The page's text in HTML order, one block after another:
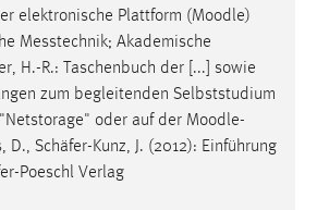
elektronische Plattform (Moodle)
Messtechnik; Akademische
H.-R.: Taschenbuch der [...] sowie
zum begleitenden Selbststudium
oder auf der Moodle-
D., Schäfer-Kunz, J. (2012): Einführung
Poeschl Verlag